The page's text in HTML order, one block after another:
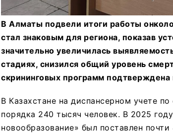
В Алматы подвели итоги работы
стал знаковым для региона, показав
значительно увеличилась
стадиях, снизился общий уровень
скрининговых программ
В Казахстане на диспансерном учете
порядка 240 тысяч человек. В 2025
новообразование» был поставлен